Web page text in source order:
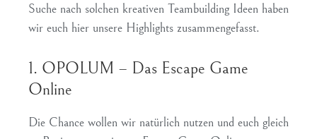
Suche nach solchen kreativen Teambuilding Ideen haben
wir euch hier unsere Highlights zusammengefasst.
1. OPOLUM – Das Escape Game
Online
Die Chance wollen wir natürlich nutzen und euch gleich